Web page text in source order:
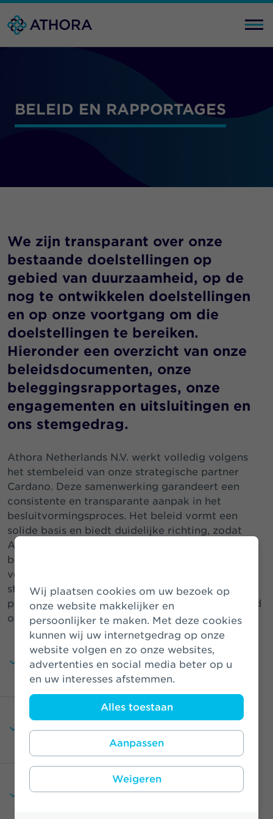
Wij plaatsen cookies om uw bezoek op
onze website makkelijker en
persoonlijker te maken. Met deze cookies
kunnen wij uw internetgedrag op onze
website volgen en zo onze websites,
advertenties en social media beter op u
en uw interesses afstemmen.
Alles toestaan
Aanpassen
Weigeren
BELEID EN RAPPORTAGES
We zijn transparant over onze
bestaande doelstellingen op
gebied van duurzaamheid, op de
nog te ontwikkelen doelstellingen
en op onze voortgang om die
doelstellingen te bereiken.
Hieronder een overzicht van onze
beleidsdocumenten, onze
beleggingsrapportages, onze
engagementen en uitsluitingen en
ons stemgedrag.
Athora Netherlands N.V. werkt volledig volgens
het stembeleid van onze strategische partner
Cardano. Deze samenwerking garandeert een
consistente en transparante aanpak in het
besluitvormingsproces. Het beleid vormt een
solide basis en biedt duidelijke richting, zodat
Athora Netherlands zich kan focussen op het
behalen van duurzame en maatschappelijk
verantwoorde investeringsdoelen. Dankzij deze
sterke samenwerking zetten wij ons in voor een
positieve impact op de samenleving en de wereld
om ons heen.
Beleggingsbeleid
Beleggingsbeleid
Beleggingsprincipes
Beleid
Acceptatiebeleid